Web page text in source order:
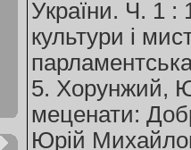
України. Ч. 1 :
культури і
5. Хорунжий,
меценати:
Юрій